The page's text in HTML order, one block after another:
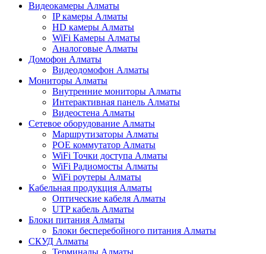
Видеокамеры Алматы
IP камеры Алматы
HD камеры Алматы
WiFi Камеры Алматы
Аналоговые Алматы
Домофон Алматы
Видеодомофон Алматы
Мониторы Алматы
Внутренние мониторы Алматы
Интерактивная панель Алматы
Видеостена Алматы
Сетевое оборудование Алматы
Маршрутизаторы Алматы
POE коммутатор Алматы
WiFi Точки доступа Алматы
WiFi Радиомосты Алматы
WiFi роутеры Алматы
Кабельная продукция Алматы
Оптические кабеля Алматы
UTP кабель Алматы
Блоки питания Алматы
Блоки бесперебойного питания Алматы
СКУД Алматы